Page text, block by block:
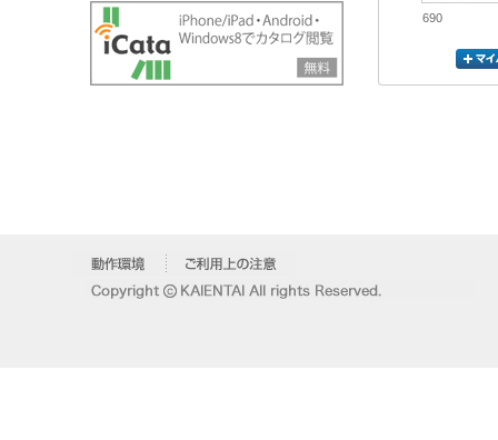
690